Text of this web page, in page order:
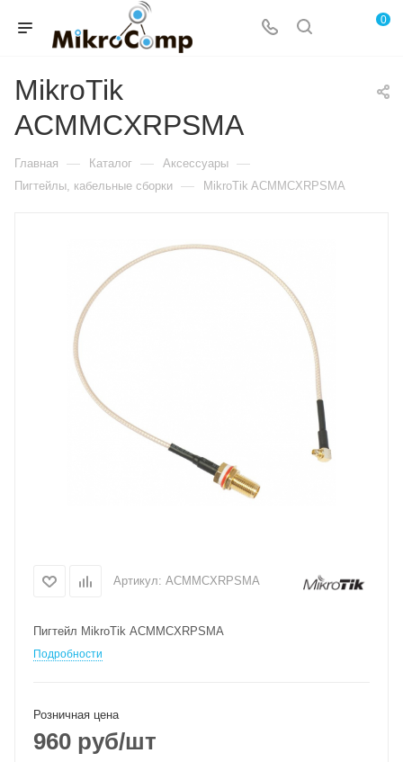
0
MikroTik
ACMMCXRPSMA
Главная — Каталог — Аксессуары —
Пигтейлы, кабельные сборки — MikroTik ACMMCXRPSMA
Артикул: ACMMCXRPSMA
Пигтейл MikroTik ACMMCXRPSMA
Подробности
Розничная цена
960 руб/шт